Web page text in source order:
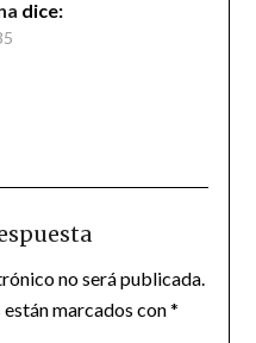
dice:
no será publicada.
marcados con*